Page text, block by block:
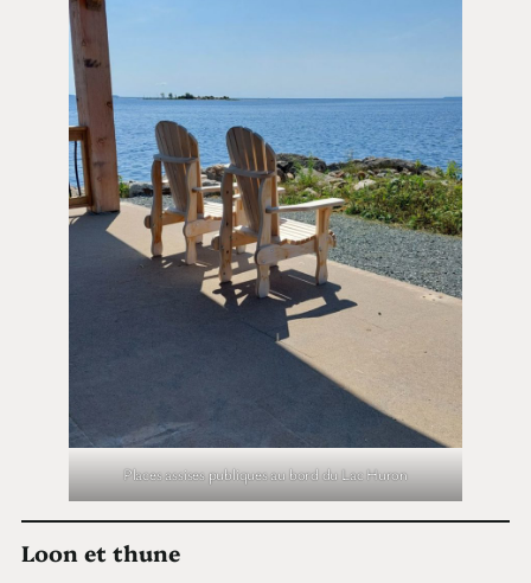
Places assises publiques au bord du Lac Huron
Loon et thune